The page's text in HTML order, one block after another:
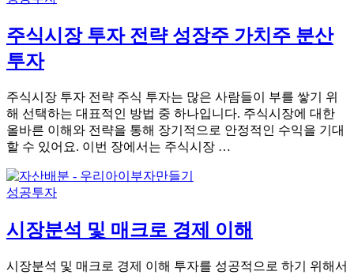
주식시장 투자 전략 성장주 가치주 분산
투자
주식시장 투자 전략 주식 투자는 많은 사람들이 부를 쌓기 위
해 선택하는 대표적인 방법 중 하나입니다. 주식시장에 대한
올바른 이해와 전략을 통해 장기적으로 안정적인 수익을 기대
할 수 있어요. 이번 장에서는 주식시장 …
성공투자
시장분석 및 매크로 경제 이해
시장분석 및 매크로 경제 이해 투자를 성공적으로 하기 위해서